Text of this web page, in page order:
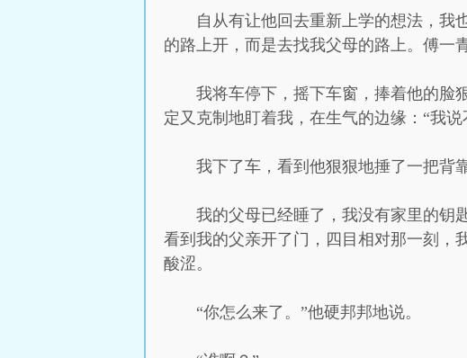
自从有让他回去重新上学的想法，我
的路上开，而是去找我父母的路上。傅一
我将车停下，摇下车窗，捧着他的脸
定又克制地盯着我，在生气的边缘：“我说
我下了车，看到他狠狠地捶了一把背靠
我的父母已经睡了，我没有家里的钥
看到我的父亲开了门，四目相对那一刻，
酸涩。
“你怎么来了。”他硬邦邦地说。